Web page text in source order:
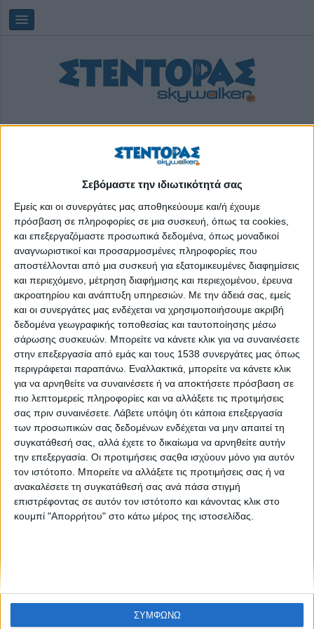
Σεβόμαστε την ιδιωτικότητά σας
Εμείς και οι συνεργάτες μας αποθηκεύουμε και/ή έχουμε
πρόσβαση σε πληροφορίες σε μια συσκευή, όπως τα cookies,
και επεξεργαζόμαστε προσωπικά δεδομένα, όπως μοναδικοί
αναγνωριστικοί και προσαρμοσμένες πληροφορίες που
αποστέλλονται από μια συσκευή για εξατομικευμένες διαφημίσεις
και περιεχόμενο, μέτρηση διαφήμισης και περιεχομένου, έρευνα
ακροατηρίου και ανάπτυξη υπηρεσιών. Με την άδειά σας, εμείς
και οι συνεργάτες μας ενδέχεται να χρησιμοποιήσουμε ακριβή
δεδομένα γεωγραφικής τοποθεσίας και ταυτοποίησης μέσω
σάρωσης συσκευών. Μπορείτε να κάνετε κλικ για να συναινέσετε
στην επεξεργασία από εμάς και τους 1538 συνεργάτες μας όπως
περιγράφεται παραπάνω. Εναλλακτικά, μπορείτε να κάνετε κλικ
για να αρνηθείτε να συναινέσετε ή να αποκτήσετε πρόσβαση σε
πιο λεπτομερείς πληροφορίες και να αλλάξετε τις προτιμήσεις
σας πριν συναινέσετε. Λάβετε υπόψη ότι κάποια επεξεργασία
των προσωπικών σας δεδομένων ενδέχεται να μην απαιτεί τη
συγκατάθεσή σας, αλλά έχετε το δικαίωμα να αρνηθείτε αυτήν
την επεξεργασία. Οι προτιμήσεις σαςθα ισχύουν μόνο για αυτόν
τον ιστότοπο. Μπορείτε να αλλάξετε τις προτιμήσεις σας ή να
ανακαλέσετε τη συγκατάθεσή σας ανά πάσα στιγμή
επιστρέφοντας σε αυτόν τον ιστότοπο και κάνοντας κλικ στο
κουμπί "Απορρήτου" στο κάτω μέρος της ιστοσελίδας.
ΣΥΜΦΩΝΩ
Saturday, 08/08/202618:02:08
parasailing
Parasailing: Όταν κοιτάς από ψηλά
None feed
CONNECT